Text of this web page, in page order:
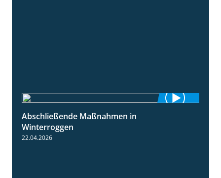
Abschließende Maßnahmen in
Winterroggen
22.04.2026